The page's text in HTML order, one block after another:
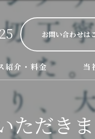
お問い合わせは
紹介・料金
ンジフード、お風呂サービス
当
西尾
名古
ただき